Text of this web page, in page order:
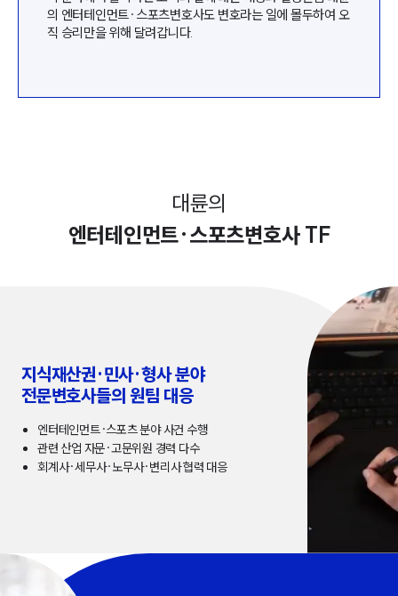
의 엔터테인먼트·스포츠변호사도 변호라는 일에 몰두하여 오
직 승리만을 위해 달려갑니다.
대륜의
엔터테인먼트·스포츠변호사 TF
지식재산권·민사·형사 분야
전문변호사들의 원팀 대응
엔터테인먼트·스포츠 분야 사건 수행
관련 산업 자문·고문위원 경력 다수
회계사·세무사·노무사·변리사 협력 대응